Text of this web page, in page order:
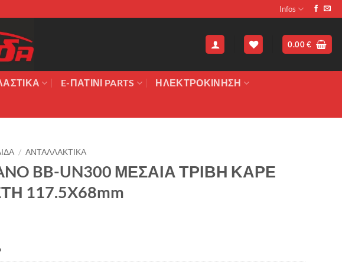
Infos
0.00€
E-ΠΑΤΙΝΙ PARTS ΗΛΕΚΤΡΟΚΙΝΗΣΗ
/ ΑΝΤΑΛΛΑΚΤΙΚΑ
BB-UN300 ΜΕΣΑΙΑ ΤΡΙΒΗ ΚΑΡΕ
117.5X68mm